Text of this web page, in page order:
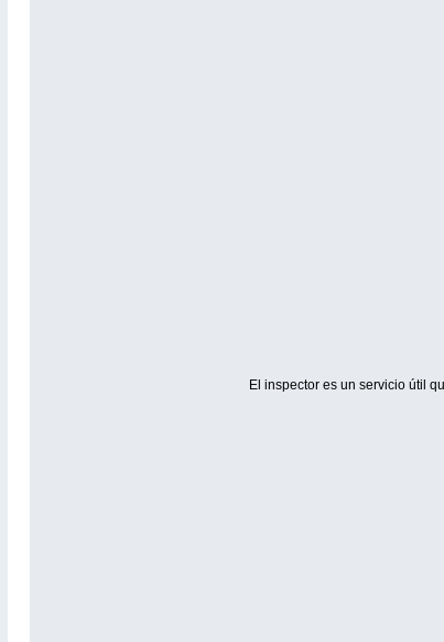
El inspector es un servicio útil